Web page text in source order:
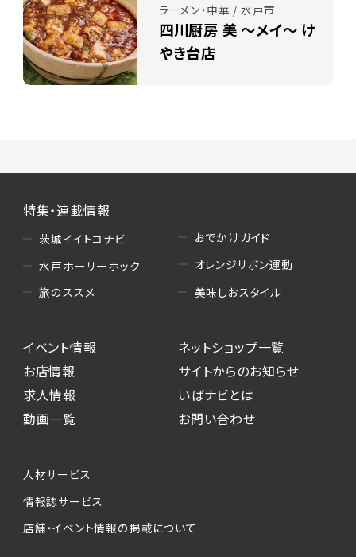
ラーメン・中華 / 水戸市
四川厨房 美 ～メイ～ け
やき台店
特集・連載情報
茨城イイトコナビ
水戸ホーリーホック
旅のススメ
おでかけガイド
オレンジリボン運動
美味しおスタイル
イベント情報
お店情報
求人情報
動画一覧
ネットショップ一覧
サイトからのお知らせ
いばナビとは
お問い合わせ
人材サービス
情報誌サービス
店舗・イベント情報の掲載について